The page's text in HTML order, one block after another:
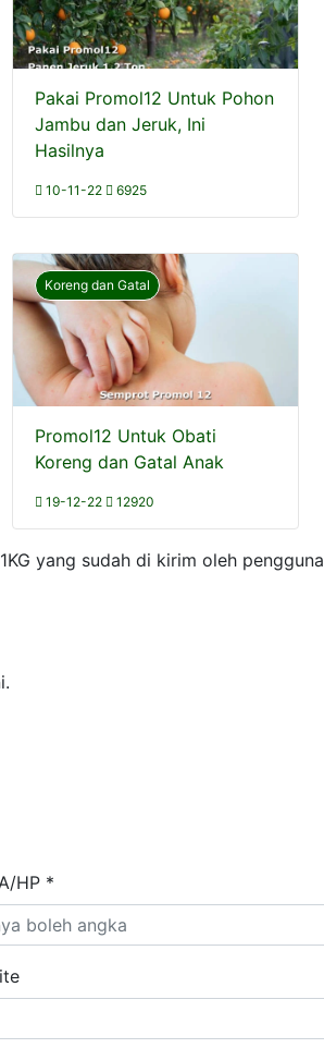
Pakai Promol12 Untuk Pohon
Jambu dan Jeruk, Ini
Hasilnya
10-11-22 6925
Koreng dan Gatal
Promol12 Untuk Obati
Koreng dan Gatal Anak
19-12-22 12920
yang sudah di kirim oleh pengguna
HP *